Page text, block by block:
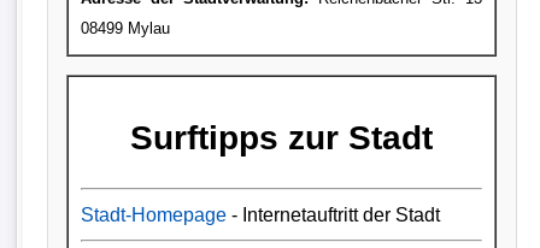
08499 Mylau
Surftipps zur Stadt
Stadt-Homepage- Internetauftritt der Stadt